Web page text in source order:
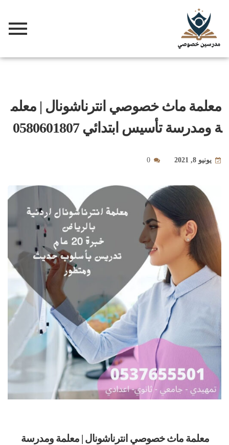
معلمة ماث خصوصي انترناشونال | معلم
ة ومدرسة تأسيس ابتدائي 0580601807
يونيو 8, 2021
معلمة ماث خصوصي انترناشونال | معلمة ومدرسة